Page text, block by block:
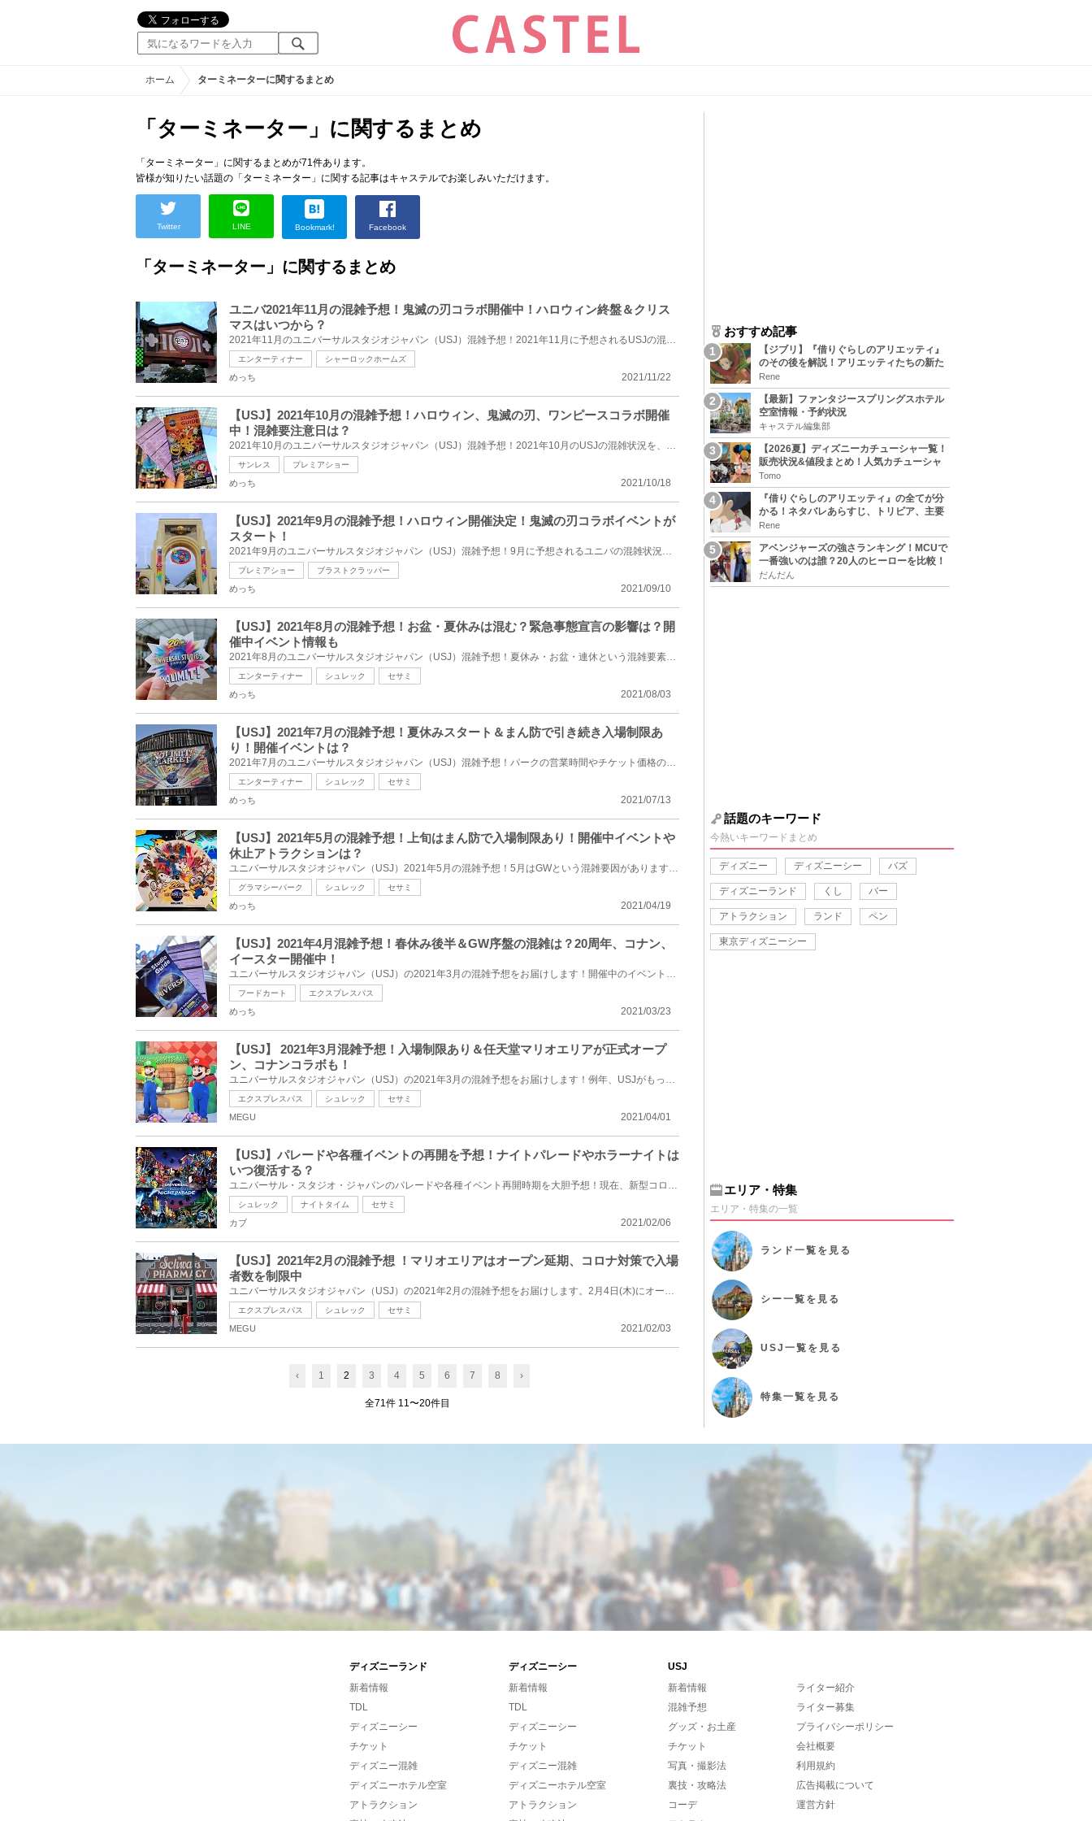
ホーム ターミネーターに関するまとめ
「ターミネーター」に関するまとめ
「ターミネーター」に関するまとめが71件あります。
皆様が知りたい話題の「ターミネーター」に関する記事はキャステルでお楽しみいただけます。
Twitter LINE Bookmark! Facebook
「ターミネーター」に関するまとめ
ユニバ2021年11月の混雑予想！鬼滅の刃コラボ開催中！ハロウィン終盤＆クリス
マスはいつから？
2021年11月のユニバーサルスタジオジャパン（USJ）混雑予想！2021年11月に予想されるUSJの混雑状況を、...
エンターティナー シャーロックホームズ
2021/11/22
めっち
【USJ】2021年10月の混雑予想！ハロウィン、鬼滅の刃、ワンピースコラボ開催
中！混雑要注意日は？
2021年10月のユニバーサルスタジオジャパン（USJ）混雑予想！2021年10月のUSJの混雑状況を、パークの営...
サンレス プレミアショー
2021/10/18
めっち
【USJ】2021年9月の混雑予想！ハロウィン開催決定！鬼滅の刃コラボイベントが
スタート！
2021年9月のユニバーサルスタジオジャパン（USJ）混雑予想！9月に予想されるユニバの混雑状況を、パーク...
プレミアショー ブラストクラッパー
2021/09/10
めっち
【USJ】2021年8月の混雑予想！お盆・夏休みは混む？緊急事態宣言の影響は？開
催中イベント情報も
2021年8月のユニバーサルスタジオジャパン（USJ）混雑予想！夏休み・お盆・連休という混雑要素が重なる8...
エンターティナー シュレック セサミ
2021/08/03
めっち
【USJ】2021年7月の混雑予想！夏休みスタート＆まん防で引き続き入場制限あ
り！開催イベントは？
2021年7月のユニバーサルスタジオジャパン（USJ）混雑予想！パークの営業時間やチケット価格の動向、年...
エンターティナー シュレック セサミ
2021/07/13
めっち
【USJ】2021年5月の混雑予想！上旬はまん防で入場制限あり！開催中イベントや
休止アトラクションは？
ユニバーサルスタジオジャパン（USJ）2021年5月の混雑予想！5月はGWという混雑要因がありますが、大阪府...
グラマシーパーク シュレック セサミ
2021/04/19
めっち
【USJ】2021年4月混雑予想！春休み後半＆GW序盤の混雑は？20周年、コナン、
イースター開催中！
ユニバーサルスタジオジャパン（USJ）の2021年3月の混雑予想をお届けします！開催中のイベントや営業時...
フードカート エクスプレスパス
2021/03/23
めっち
【USJ】 2021年3月混雑予想！入場制限あり＆任天堂マリオエリアが正式オープ
ン、コナンコラボも！
ユニバーサルスタジオジャパン（USJ）の2021年3月の混雑予想をお届けします！例年、USJがもっとも混雑す...
エクスプレスパス シュレック セサミ
2021/04/01
MEGU
【USJ】パレードや各種イベントの再開を予想！ナイトパレードやホラーナイトは
いつ復活する？
ユニバーサル・スタジオ・ジャパンのパレードや各種イベント再開時期を大胆予想！現在、新型コロナ対策...
シュレック ナイトタイム セサミ
2021/02/06
カブ
【USJ】2021年2月の混雑予想 ！マリオエリアはオープン延期、コロナ対策で入場
者数を制限中
ユニバーサルスタジオジャパン（USJ）の2021年2月の混雑予想をお届けします。2月4日(木)にオープン予定...
エクスプレスパス シュレック セサミ
2021/02/03
MEGU
‹ 1 2 3 4 5 6 7 8 ›
全71件 11〜20件目
おすすめ記事
【ジブリ】『借りぐらしのアリエッティ』
のその後を解説！アリエッティたちの新た
な住処は？翔の病気は治る？
Rene
【最新】ファンタジースプリングスホテル
空室情報・予約状況
キャステル編集部
【2026夏】ディズニーカチューシャ一覧！
販売状況&値段まとめ！人気カチューシャ
をチェック
Tomo
『借りぐらしのアリエッティ』の全てが分
かる！ネタバレあらすじ、トリビア、主要
キャラまとめ！
Rene
アベンジャーズの強さランキング！MCUで
一番強いのは誰？20人のヒーローを比較！
だんだん
話題のキーワード
今熱いキーワードまとめ
ディズニー ディズニーシー バズ
ディズニーランド くし バー
アトラクション ランド ペン
東京ディズニーシー
エリア・特集
エリア・特集の一覧
ランド 一覧を見る
シー一覧を見る
USJ 一覧を見る
特集一覧を見る
ディズニーランド ディズニーシー
USJ
新着情報
TDL
ディズニーシー
チケット
ディズニー混雑
ディズニーホテル空室
アトラクション
新着情報
TDL
ディズニーシー
チケット
ディズニー混雑
ディズニーホテル空室
アトラクション
新着情報
混雑予想
グッズ・お土産
チケット
写真・撮影法
裏技・攻略法
コーデ
ライター紹介
ライター募集
プライバシーポリシー
会社概要
利用規約
広告掲載について
運営方針